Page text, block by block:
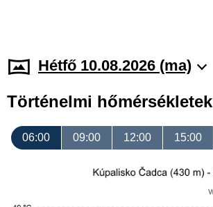
Hétfő 10.08.2026 (ma)
Történelmi hőmérsékletek
06:00 09:00 12:00 15:00